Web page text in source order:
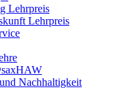
Lehrpreis
Lehrpreis
Nachhaltigkeit